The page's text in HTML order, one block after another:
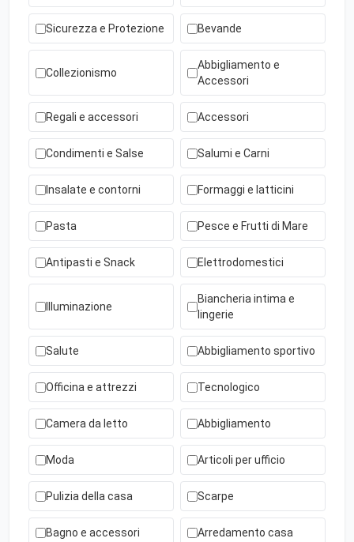
Sicurezza e Protezione Bevande
Collezionismo
Abbigliamento e
Accessori
Regali e accessori Accessori
Condimenti e Salse Salumi e Carni
Insalate e contorni Formaggi e latticini
Pasta Pesce e Frutti di Mare
Antipasti e Snack Elettrodomestici
Illuminazione
Biancheria intima e
lingerie
Salute Abbigliamento sportivo
Officina e attrezzi Tecnologico
Camera da letto Abbigliamento
Moda Articoli per ufficio
Pulizia della casa Scarpe
Bagno e accessori Arredamento casa